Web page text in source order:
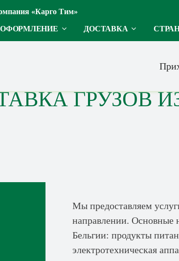
«Карго Тим»
ДОСТАВКА
ГРУЗОВ
Мы предоставляем
направлении. Основные
Бельгии: продукты
электротехническая